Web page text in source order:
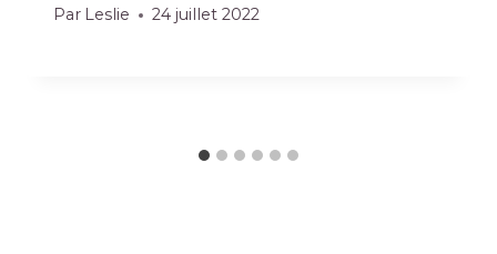
Par Leslie 24 juillet 2022